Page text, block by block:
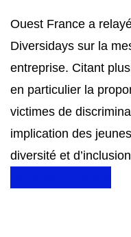
Ouest France a
Diversidays sur la
entreprise. Citant
en particulier la
victimes de
implication des
diversité et